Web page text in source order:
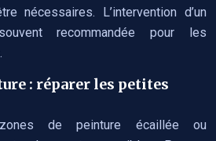
nécessaires. L’intervention d’un
recommandée pour les
: réparer les petites
de peinture écaillée ou